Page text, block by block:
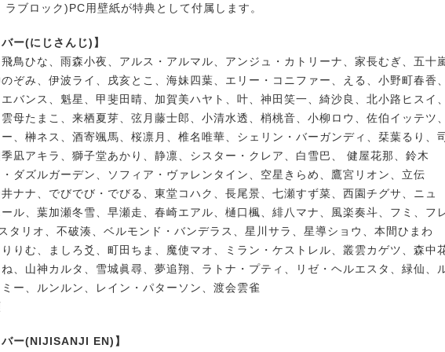
ラブロック)PC用壁紙が特典として付属します。
バー(にじさんじ)】
鳥ひな、雨森小夜、アルス・アルマル、アンジュ・カトリーナ、家長むぎ、五十
ぞみ、伊波ライ、戌亥とこ、海妹四葉、エリー・コニファー、える、小野町春香、
バンス、魁星、甲斐田晴、加賀美ハヤト、叶、神田笑一、綺沙良、北小路ヒスイ、
母たまこ、来栖夏芽、弦月藤士郎、小清水透、梢桃音、小柳ロウ、佐伯イッテツ、
、榊ネス、酒寄颯馬、桜凛月、椎名唯華、シェリン・バーガンディ、栞葉るり、司
凪アキラ、獅子堂あかり、静凛、シスター・クレア、白雪巴、 健屋花那、鈴木
ダズルガーデン、ソフィア・ヴァレンタイン、空星きらめ、鷹宮リオン、立伝
ナナ、でびでび・でびる、東堂コハク、長尾景、七瀬すず菜、西園チグサ、ニュ
ル、葉加瀬冬雪、早瀬走、春崎エアル、樋口楓、緋八マナ、風楽奏斗、フミ、フ
タリオ、不破湊、ベルモンド・バンデラス、星川サラ、星導ショウ、本間ひまわ
りりむ、ましろ爻、町田ちま、魔使マオ、ミラン・ケストレル、叢雲カゲツ、森中
、山神カルタ、雪城眞尋、夢追翔、ラトナ・プティ、リゼ・ヘルエスタ、緑仙、
ー、ルンルン、レイン・パターソン、渡会雲雀
バー(NIJISANJI EN)】